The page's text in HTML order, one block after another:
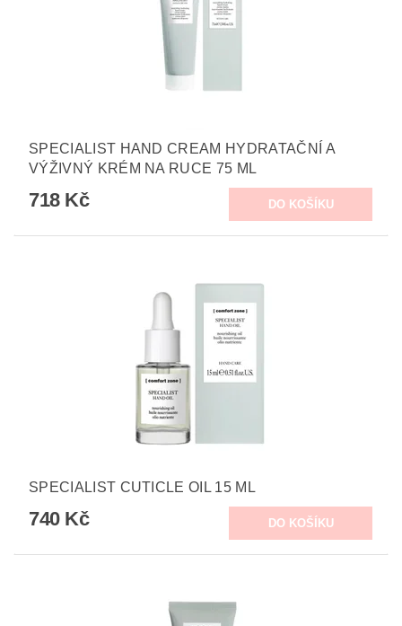
SPECIALIST HAND CREAM HYDRATAČNÍ A
VÝŽIVNÝ KRÉM NA RUCE 75 ML
718 Kč
SPECIALIST CUTICLE OIL 15 ML
740 Kč